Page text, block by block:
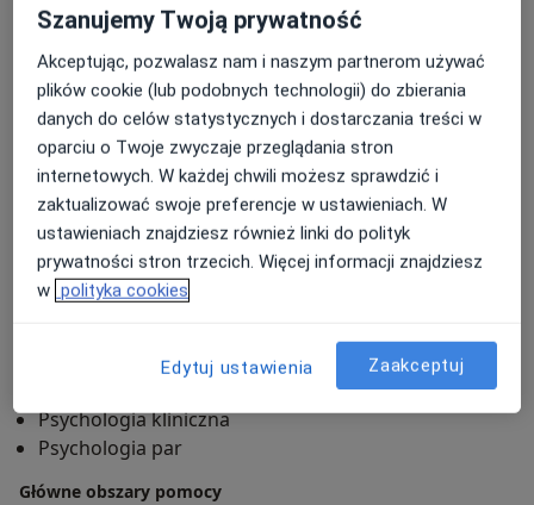
Zachęcam do umówienia się na 20-minutową, bezpłatną
konsultację przed rozpoczęciem psychoterapii. Będziemy
mogli wstępnie się poznać oraz pokrótce omówić Pani /
Pana sytuację. Z chęcią odpowiem na wszystkie pytania,
ewentualnie wskażę innego specjalistę, który mogłby zająć
się danym problemem.
więcejO mnie
Podejście terapeutyczne
Psychoterapia
Psychologia kliniczna
Psychologia par
Główne obszary pomocy
Szanujemy Twoją prywatność
Akceptując, pozwalasz nam i naszym partnerom używać
plików cookie (lub podobnych technologii) do zbierania
danych do celów statystycznych i dostarczania treści w
oparciu o Twoje zwyczaje przeglądania stron
internetowych. W każdej chwili możesz sprawdzić i
zaktualizować swoje preferencje w ustawieniach. W
ustawieniach znajdziesz również linki do polityk
prywatności stron trzecich. Więcej informacji znajdziesz
w polityka cookies
Edytuj ustawienia Zaakceptuj